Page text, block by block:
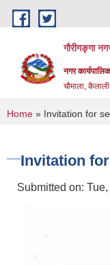
Skip to main content
गौरीगङ्गा
नगर
चौमाला,
You are
Home » Invitation for
Invitation
Submitted on: